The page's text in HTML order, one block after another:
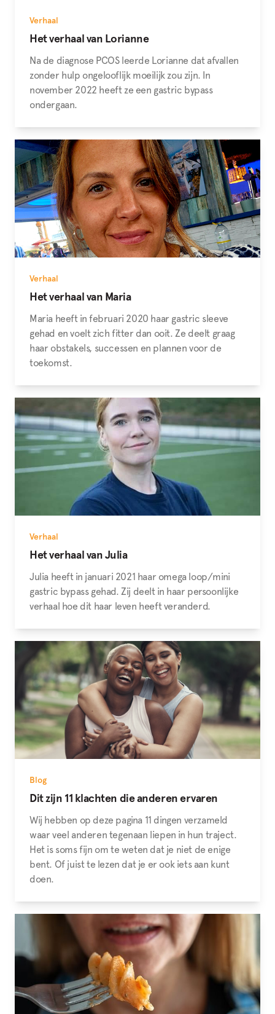
Verhaal
Het verhaal van Lorianne
Na de diagnose PCOS leerde Lorianne dat afvallen
zonder hulp ongelooflijk moeilijk zou zijn. In
november 2022 heeft ze een gastric bypass
ondergaan.
Verhaal
Het verhaal van Maria
Maria heeft in februari 2020 haar gastric sleeve
gehad en voelt zich fitter dan ooit. Ze deelt graag
haar obstakels, successen en plannen voor de
toekomst.
Verhaal
Het verhaal van Julia
Julia heeft in januari 2021 haar omega loop/mini
gastric bypass gehad. Zij deelt in haar persoonlijke
verhaal hoe dit haar leven heeft veranderd.
Blog
Dit zijn 11 klachten die anderen ervaren
Wij hebben op deze pagina 11 dingen verzameld
waar veel anderen tegenaan liepen in hun traject.
Het is soms fijn om te weten dat je niet de enige
bent. Of juist te lezen dat je er ook iets aan kunt
doen.